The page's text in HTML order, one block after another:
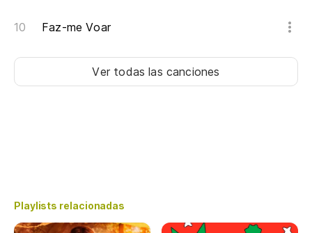
Faz-me Voar
Ver todas las canciones
Playlists relacionadas